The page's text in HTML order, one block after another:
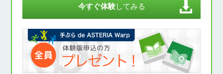
今すぐ体験してみる